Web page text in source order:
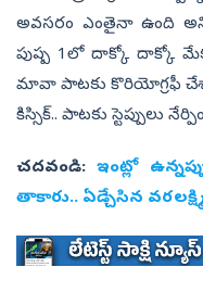
అవసరం ఎంతైనా ఉంది
పుష్ప 1లో దాక్కో
మావా పాటకు కొరియోగ్రఫీ
కిస్సిక్‌.. పాటకు స్టెప్పులు
చదవండి:ఇంట్లో
తాకారు.. ఏడ్చేసిన